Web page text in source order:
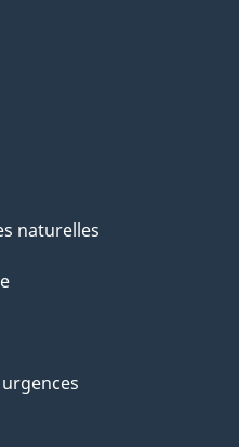
naturelles